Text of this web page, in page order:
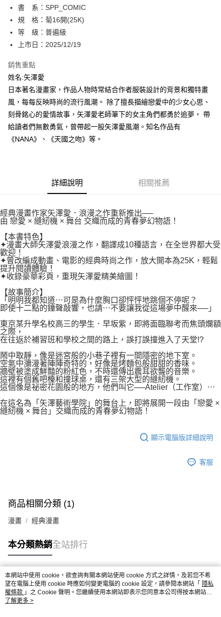
３．安心：先確認商品／服務後，再付款。
【「AFTEE先享後付」結帳流程】
１．於結帳方式選擇「AFTEE先享後付」後，將跳轉至「AFTEE先享後付」
結帳頁面，進行簡訊認證並確認金額後，即可完成結帳。
２．訂單成立數日內，您將收到繳費通知簡訊。
ATM／網路銀行／等多元方式進行付款，方視為交易完成。
※ 請注意：結帳手續完成當下不需立刻繳費，但若您需要取消訂單，請聯絡
購買商品的店家。未經商家同意取消之訂單仍視為有效，需透過AFTEE先享
後付繳納相關費用。
※ 交易是否成功請以「AFTEE先享後付 」之結帳頁面顯示為準，若有關於
是否繳費成功／繳費後需取消欲退款等相關疑問，請聯繫「AFTEE先享後付
【注意事項】
https://aftee.tw/terms/#terms3
３．未成年的使用者請事先徵得法定代理人或監護人之同意方可使用
任。
４．使用「AFTEE先享後付」時，將依據個別帳號之用戶狀況，依本公司即
請求用戶進行身份認證。
５．嚴禁一人註冊多個帳號或使用他人資訊註冊。若發現惡意使用之情形，
恩沛科技股份有限公司將有權停止該用戶之使用額度並採取法律行動。
全家取貨付款
每筆NT$80，滿NT$500(含以上)免運費
付款後全家取貨
每筆NT$80，滿NT$500(含以上)免運費
付款後萊爾富取貨
每筆NT$80，滿NT$500(含以上)免運費
7-11取貨付款
每筆NT$80，滿NT$500(含以上)免運費
每筆NT$100，滿NT$800(含以上)免運費
書 系：SPP_COMIC
規 格：菊16開(25K)
等 級：普遍級
上市日：2025/12/19
銷售重點
姓名:矢澤愛
日本著名漫畫家，作品人物時常結合作者服裝設計的背景和獨特畫
風，每每反映時尚的流行風潮。 除了擅長描繪戀愛中的少女心思、
刻骨銘心的愛情故事，矢澤愛老師筆下的女主角們都勇於追夢， 帶
給讀者們無數勇氣，曾帶起一股矢澤愛風潮。知名作品有
《NANA》、《天國之吻》等。
詳細說明 相關推薦
經典漫畫作家矢澤愛．浪漫之作重新推出──
由 戀愛 × 縫紉機 × 舞台 交織而成的青春夢幻物語！
【本書特色】
✦漫畫大師矢澤愛浪漫之作，翻譯成10種語言，在全世界都大受
歡迎！
✦曾改編成動畫、電影的經典時尚之作，放大開本為25K，輕鬆
提升閱讀體驗！
✦收錄豪華彩頁，重現矢澤愛精美繪圖！
【故事簡介】
「明明我都知道⋯可是為什麼胸口卻怦怦地跳個不停呢？
即使十二點的鐘聲敲響，也請⋯不要讓我從這場夢中醒來──」
東京某升學名校高三的學生．早坂紫，即將面臨聯考而焦頭爛額
之際，
在往返於補習班和學校之間的路上，誤打誤撞進入了天堂!?
鬧中取靜，像是迷宮般的小巷子裡有一間隱密的地下室。
空氣中瀰漫著陣陣奇特的，好像是烤麵包般甜甜的香味。
牆壁被塗成鮮豔的粉紅色，不時還傳出震耳欲聾的音樂。
這裡有個舊吧檯和撞球桌，還有三架大型的縫紉機。
這個像是祕密花園般的地方，他們叫它──Atelier（工作室）⋯
在這名為「矢澤藝術學院」的舞台上，即將展開一段由「戀愛 ×
縫紉機 × 舞台」交織而成的青春夢幻物語！
顯示電腦版詳細說明
客服
商品相關分類 (1)
漫畫 經典漫畫
本分類熱銷全站排行
熱門標籤
本網站中使用 cookie，欲查詢有關本網站使用 cookie 方式之詳情，及若您不希
望在電腦上使用 cookie 時應如何變更電腦的 cookie 設定，請參閱本網站「 隱私
權條款 」之 Cookie 聲明。您繼續使用本網站即表示您同意本公司得按本網站使
用條款之 Cookie 聲明使用 cookie。
了解更多 >